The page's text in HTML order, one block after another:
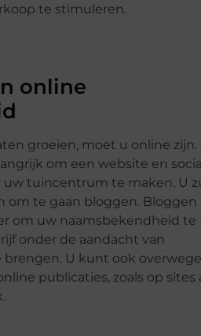
te stimuleren.
online
groeien, moet u online zijn.
om een website en
uw tuincentrum te maken. U
om te gaan bloggen. Bloggen
om uw naamsbekendheid te
onder de aandacht van
U kunt ook
publicaties, zoals op sites